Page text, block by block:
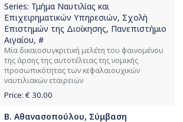
Series: Τμήμα Ναυτιλίας και
Επιχειρηματικών Υπηρεσιών, Σχολή
Επιστημών της Διοίκησης, Πανεπιστήμιο
Αιγαίου, #
Μία δικαιοσυγκριτική μελέτη του φαινομένου
της άρσης της αυτοτέλειας της νομικής
προσωπικότητας των κεφαλαιουχικών
ναυτιλιακών εταιρειών
Price: € 30.00
Β. Αθανασοπούλου, Σύμβαση